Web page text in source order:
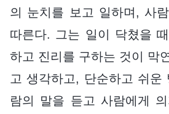
의 눈치를 보고 일하며, 사
따른다. 그는 일이 닥쳤을
하고 진리를 구하는 것이 막
고 생각하고, 단순하고 쉬운
람의 말을 듣고 사람에게